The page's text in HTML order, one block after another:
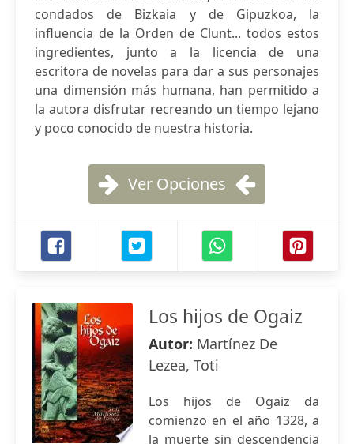
condados de Bizkaia y de Gipuzkoa, la
influencia de la Orden de Clunt... todos estos
ingredientes, junto a la licencia de una
escritora de novelas para dar a sus personajes
una dimensión más humana, han permitido a
la autora disfrutar recreando un tiempo lejano
y poco conocido de nuestra historia.
Ver Opciones
Los hijos de Ogaiz
Autor: Martínez De
Lezea, Toti
Los hijos de Ogaiz da
comienzo en el año 1328, a
la muerte sin descendencia